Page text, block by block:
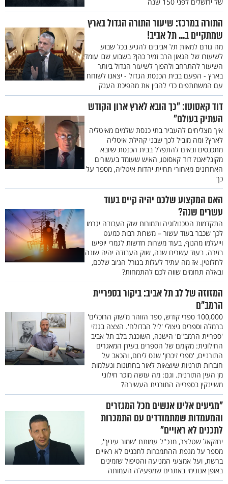
של ירושלים לפני 150 שנה
התורה במרכז: שיעור התורה הגדול בארץ
שמתקיים ב... תל אביב!
מה גורם למאות תל אביבים להגיע בכל שבוע
לשיעורו של הגאון הרב זמיר כהן? בשבוע שבו עומד
השיעור להתרחב ולהפוך לשיעור הגדול ביותר
בארץ - הפעם בבית הכנסת הגדול - יצאנו לשוחח
עם המשתתפים כדי להבין את מהפיכת הענק
דוד קאסוטו: "כך הובא לארץ ארון הקודש
העתיק בעולם"
איך מצליחים להעביר בתי כנסת שלמים מאיטליה
לארץ? ומה מוביל לכך שבני קהילת איטליה
מתכנסים ובאים להתפלל בבית הכנסת שיובא
מקונליאנו? דוד קאסוטו, האיש שעומד בעשורים
האחרונים מאחורי תחיית יהדות איטליה, מספר על
כך
האם המקצוע שלכם יהיה קיים בעוד
עשרים שנה?
התקדמות הטכנולוגיה ותמורות שוק העבודה יגרמו
לכך שכבר בעוד עשור – משרות רבות כמעט
וייעלמו מהנוף, בעוד משרות חדשות לגמרי יופיעו
בזירה. בעוד עשרים שנה, שוק העבודה יהיה שונה
לחלוטין. אז מה עתיד לעלות בגורל הג'וב שלכם,
ובאלה תחומים שווה לכם להתמחות?
המזוזה של לב תל אביב: ביקור בספריית
הרמב"ם
100,000 ספרי קודש, ספר הזוהר מ'שוק הרוכלים'
ברמלה וספרים ניצולי 'ליל הבדולח'. הצצה בגנזי
'ספריית הרמב"ם' הישנה, השוכנת בלב תל אביב
החילונית: מקומם של הספרים בעידן המאגרים
התורניים, 'ספרי זיכרון' שנס ליחם, והכאב על
חוברות תורניות שיוצאות לאור בחתונות ונעלמות
מן העין התורנית. וגם: מה עושה מוכר חילוני
משיינקין בספרייה התורנית העשירה?
"מגיעים אלינו אנשים מכל המגזרים
והמעמדות שמתמודדים עם התמכרות
לתכנים לא ראויים"
יחזקאל שטלצר, מנכ"ל עמותת 'שמור עיניך',
מספר על מגפת ההתמכרות לתכנים לא ראויים
ברשת, ועל אמצעי המניעה והטיפול שזמינים
באופן אנונימי באתרים שמפעילה העמותה